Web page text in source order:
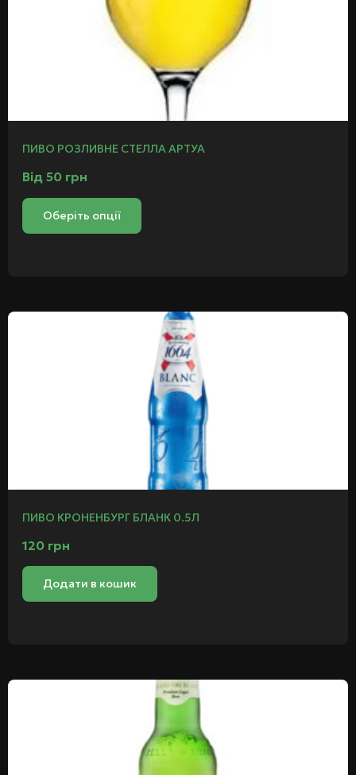
ПИВО РОЗЛИВНЕ СТЕЛЛА АРТУА
Від 50 грн
Оберіть опції
ПИВО КРОНЕНБУРГ БЛАНК 0.5Л
120 грн
Додати в кошик